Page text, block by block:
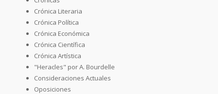
Crónica Literaria
Crónica Política
Crónica Económica
Crónica Científica
Crónica Artística
"Heracles" por A. Bourdelle
Consideraciones Actuales
Oposiciones